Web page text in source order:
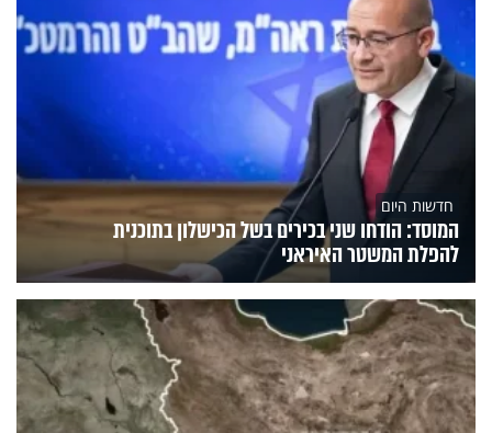
חדשות היום
המוסד: הודחו שני בכירים בשל הכישלון בתוכנית
להפלת המשטר האיראני